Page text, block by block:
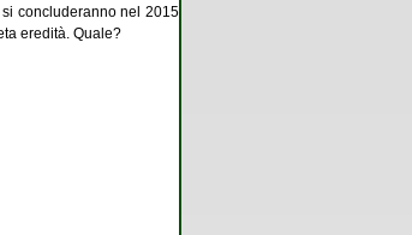
concluderanno nel 2015
eredità. Quale?